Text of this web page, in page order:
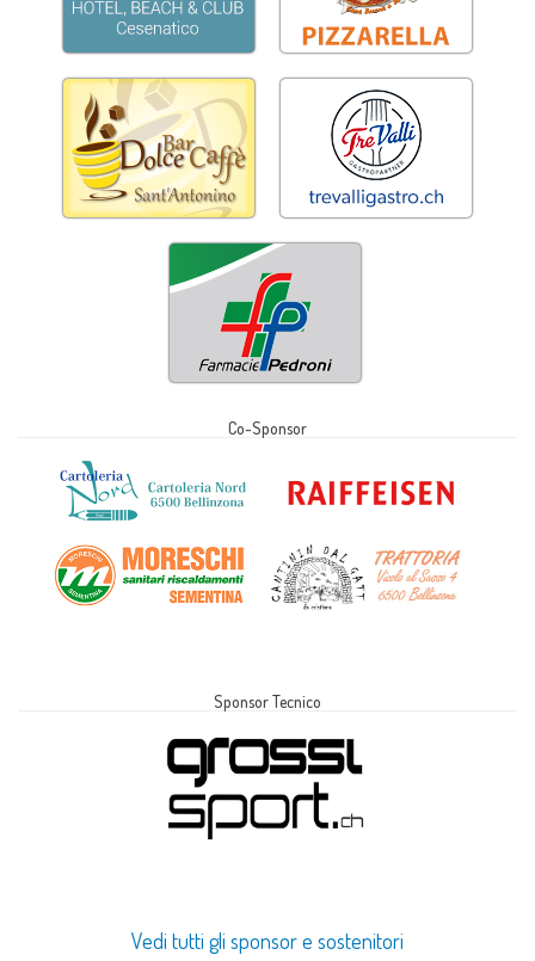
Co-Sponsor
Sponsor Tecnico
Vedi tutti gli sponsor e sostenitori